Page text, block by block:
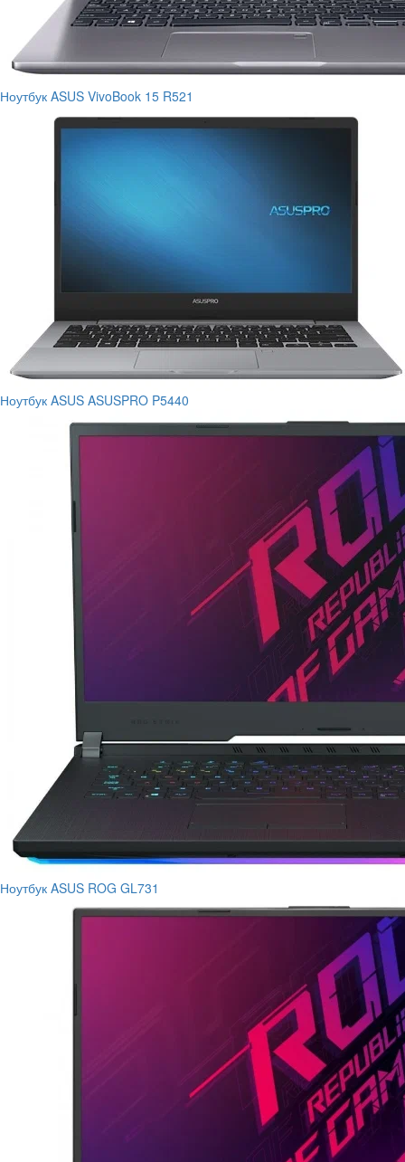
Ноутбук ASUS VivoBook 15 R521
Ноутбук ASUS ASUSPRO P5440
Ноутбук ASUS ROG GL731